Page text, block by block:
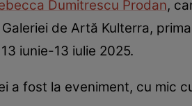
Dumitrescu Prodan,
de Artă Kulterra,
iunie-13 iulie 2025.
a fost la eveniment, cu mic